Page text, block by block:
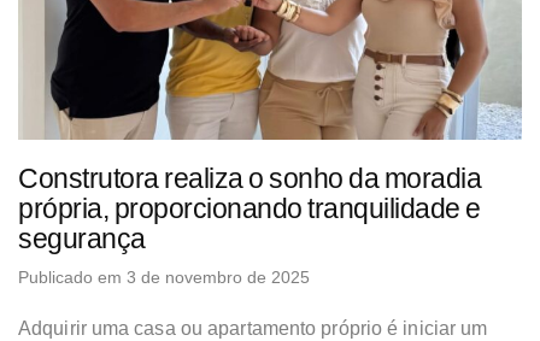
Construtora realiza o sonho da moradia
própria, proporcionando tranquilidade e
segurança
Publicado em 3 de novembro de 2025
Adquirir uma casa ou apartamento próprio é iniciar um